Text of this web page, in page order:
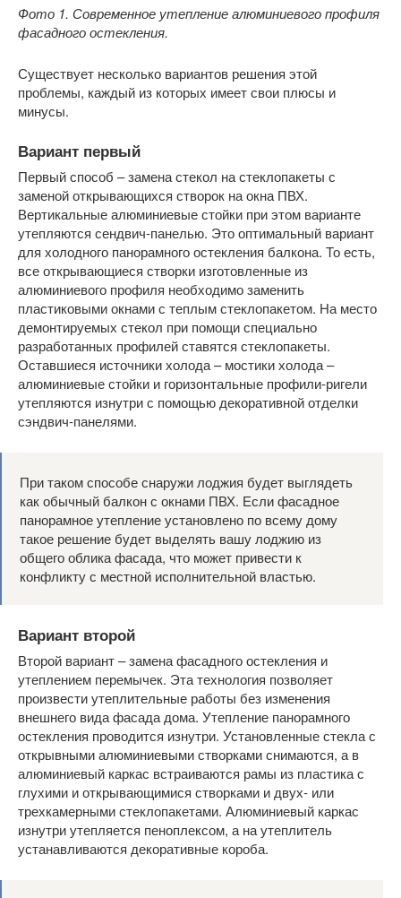
Фото 1. Современное утепление алюминиевого профиля
фасадного остекления.
Существует несколько вариантов решения этой
проблемы, каждый из которых имеет свои плюсы и
минусы.
Вариант первый
Первый способ – замена стекол на стеклопакеты с
заменой открывающихся створок на окна ПВХ.
Вертикальные алюминиевые стойки при этом варианте
утепляются сендвич-панелью. Это оптимальный вариант
для холодного панорамного остекления балкона. То есть,
все открывающиеся створки изготовленные из
алюминиевого профиля необходимо заменить
пластиковыми окнами с теплым стеклопакетом. На место
демонтируемых стекол при помощи специально
разработанных профилей ставятся стеклопакеты.
Оставшиеся источники холода – мостики холода –
алюминиевые стойки и горизонтальные профили-ригели
утепляются изнутри с помощью декоративной отделки
сэндвич-панелями.
При таком способе снаружи лоджия будет выглядеть
как обычный балкон с окнами ПВХ. Если фасадное
панорамное утепление установлено по всему дому
такое решение будет выделять вашу лоджию из
общего облика фасада, что может привести к
конфликту с местной исполнительной властью.
Вариант второй
Второй вариант – замена фасадного остекления и
утеплением перемычек. Эта технология позволяет
произвести утеплительные работы без изменения
внешнего вида фасада дома. Утепление панорамного
остекления проводится изнутри. Установленные стекла с
открывными алюминиевыми створками снимаются, а в
алюминиевый каркас встраиваются рамы из пластика с
глухими и открывающимися створками и двух- или
трехкамерными стеклопакетами. Алюминиевый каркас
изнутри утепляется пеноплексом, а на утеплитель
устанавливаются декоративные короба.